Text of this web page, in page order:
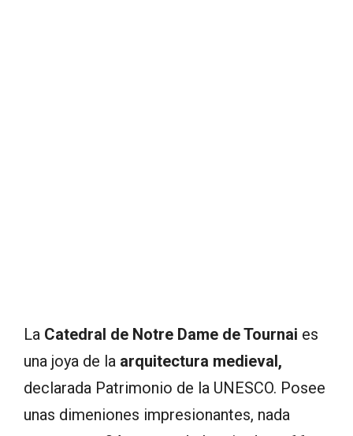
La Catedral de Notre Dame de Tournai es
una joya de la arquitectura medieval,
declarada Patrimonio de la UNESCO. Posee
unas dimeniones impresionantes, nada